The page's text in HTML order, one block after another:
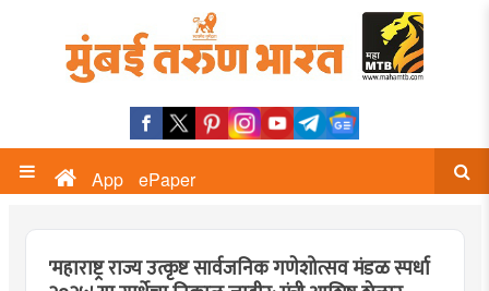
App ePaper
'महाराष्ट्र राज्य उत्कृष्ट सार्वजनिक गणेशोत्सव मंडळ स्पर्धा